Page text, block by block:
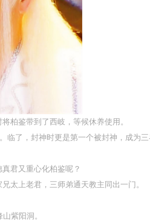
柏鉴带到了西岐，等候休养使用。
了，封神时更是第一个被封神，成为三
君又重心化柏鉴呢？
太上老君，三师弟通天教主同出一门。
紫阳洞。